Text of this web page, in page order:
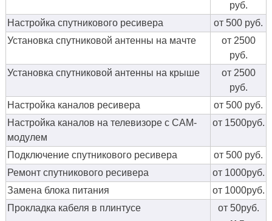
руб.
Настройка спутникового ресивера
от 500 руб.
Установка спутниковой антенны на мачте
от 2500
руб.
Установка спутниковой антенны на крыше
от 2500
руб.
Настройка каналов ресивера
от 500 руб.
Настройка каналов на телевизоре с CAM-
модулем
от 1500руб.
Подключение спутникового ресивера
от 500 руб.
Ремонт спутникового ресивера
от 1000руб.
Замена блока питания
от 1000руб.
Прокладка кабеля в плинтусе
от 50руб.